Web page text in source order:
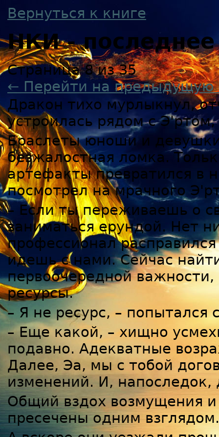
Вернуться к книге
НКИ - последнее
Страница 8 из 35
← Перейти на предыдущую
Дракон тихо мурлыкнул,
устроилась рядом с
Браслеты юноши и
безжалостная ломка.
артефакты превратился в
посмотрел на мрачного
– Если ты переживаешь о
заниматься ерундой. Нет
профессионал
идешь с нами. Сейчас
первоочередной важности,
ресурсы.
– Я не ресурс, – попытался
– Еще какой, – хищно
подавно. Адекватные
Далее, Эа, мы с тобой
изменений. И,
Общий вздох возмущения
пресечены одним взглядом.